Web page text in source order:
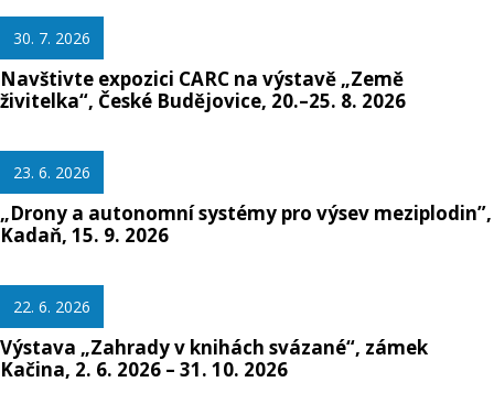
30. 7. 2026
Navštivte expozici CARC na výstavě „Země
živitelka“, České Budějovice, 20.–25. 8. 2026
23. 6. 2026
„Drony a autonomní systémy pro výsev meziplodin”,
Kadaň, 15. 9. 2026
22. 6. 2026
Výstava „Zahrady v knihách svázané“, zámek
Kačina, 2. 6. 2026 – 31. 10. 2026